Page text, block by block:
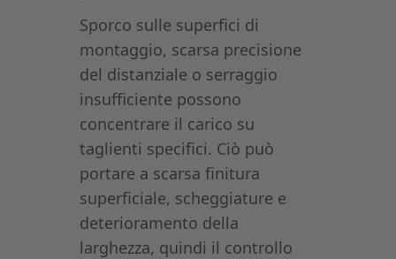
Sporco sulle superfici di
montaggio, scarsa precisione
del distanziale o serraggio
insufficiente possono
concentrare il carico su
taglienti specifici. Ciò può
portare a scarsa finitura
superficiale, scheggiature e
deterioramento della
larghezza, quindi il controllo